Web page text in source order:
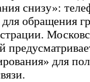
снизу»:
для обращения
для